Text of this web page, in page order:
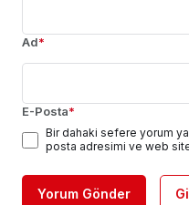
Ad*
E-Posta*
Bir dahaki sefere yorum
posta adresimi ve web
Yorum Gönder